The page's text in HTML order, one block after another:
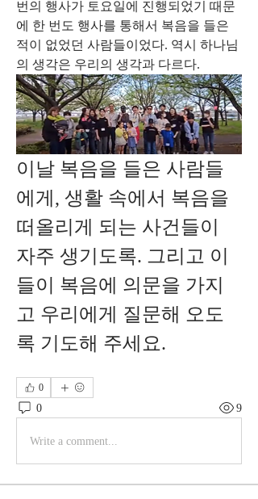
번의 행사가 토요일에 진행되었기 때문
에 한 번도 행사를 통해서 복음을 들은
적이 없었던 사람들이었다. 역시 하나님
의 생각은 우리의 생각과 다르다.
이날 복음을 들은 사람들
에게, 생활 속에서 복음을
떠올리게 되는 사건들이
자주 생기도록. 그리고 이
들이 복음에 의문을 가지
고 우리에게 질문해 오도
록 기도해 주세요.
0
0 9
Write a comment...